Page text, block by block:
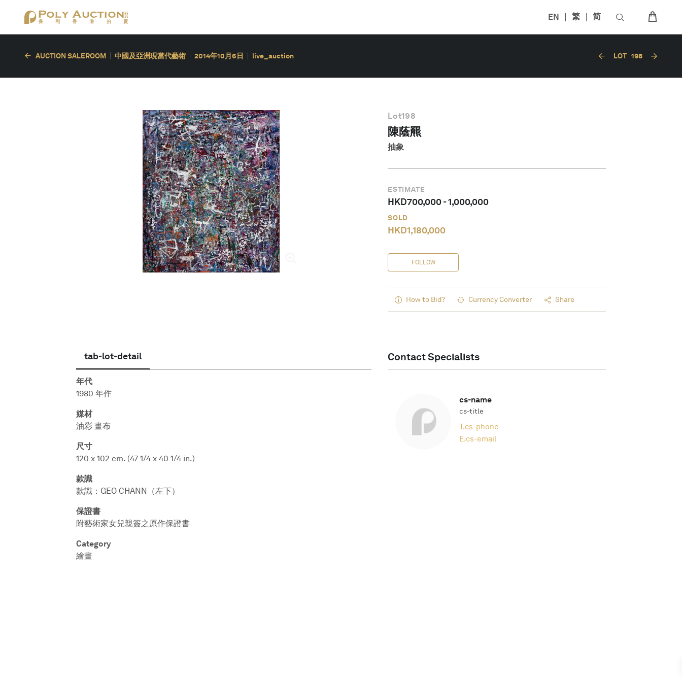
EN 繁 简
AUCTION SALEROOM 中國及亞洲現當代藝術 2014年10月6日 live_auction LOT 198
Lot198
陳蔭羆
抽象
ESTIMATE
HKD700,000-1,000,000
SOLD
HKD1,180,000
FOLLOW
How to Bid? Currency Converter Share
tab-lot-detail
年代
1980 年作
媒材
油彩 畫布
尺寸
120 x 102 cm. (47 1/4 x 40 1/4 in.)
款識
款識：GEO CHANN（左下）
保證書
附藝術家女兒親簽之原作保證書
Category
繪畫
Contact Specialists
cs-name
cs-title
T.cs-phone
E.cs-email